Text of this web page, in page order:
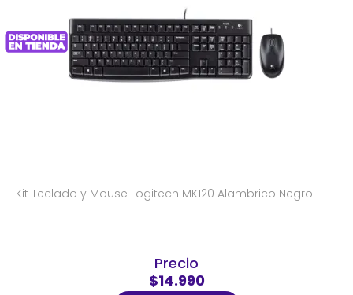
Kit Teclado y Mouse Logitech MK120 Alambrico Negro
Precio
$14.990